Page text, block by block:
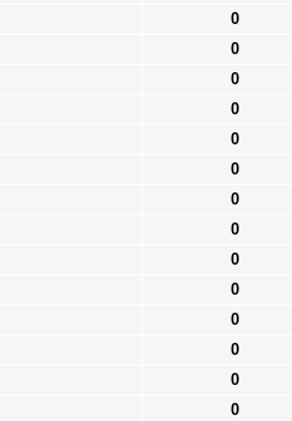
0
0
0
0
0
0
0
0
0
0
0
0
0
0